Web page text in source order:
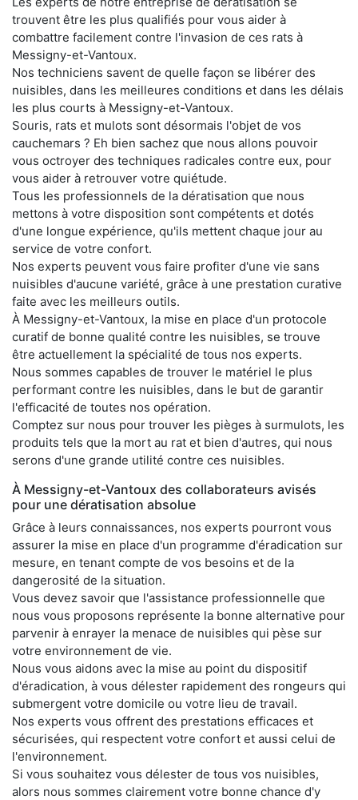
trouvent être les plus qualifiés pour vous aider à
combattre facilement contre l'invasion de ces rats à
Messigny-et-Vantoux.
Nos techniciens savent de quelle façon se libérer des
nuisibles, dans les meilleures conditions et dans les délais
les plus courts à Messigny-et-Vantoux.
Souris, rats et mulots sont désormais l'objet de vos
cauchemars ? Eh bien sachez que nous allons pouvoir
vous octroyer des techniques radicales contre eux, pour
vous aider à retrouver votre quiétude.
Tous les professionnels de la dératisation que nous
mettons à votre disposition sont compétents et dotés
d'une longue expérience, qu'ils mettent chaque jour au
service de votre confort.
Nos experts peuvent vous faire profiter d'une vie sans
nuisibles d'aucune variété, grâce à une prestation curative
faite avec les meilleurs outils.
À Messigny-et-Vantoux, la mise en place d'un protocole
curatif de bonne qualité contre les nuisibles, se trouve
être actuellement la spécialité de tous nos experts.
Nous sommes capables de trouver le matériel le plus
performant contre les nuisibles, dans le but de garantir
l'efficacité de toutes nos opération.
Comptez sur nous pour trouver les pièges à surmulots, les
produits tels que la mort au rat et bien d'autres, qui nous
serons d'une grande utilité contre ces nuisibles.
À Messigny-et-Vantoux des collaborateurs avisés
pour une dératisation absolue
Grâce à leurs connaissances, nos experts pourront vous
assurer la mise en place d'un programme d'éradication sur
mesure, en tenant compte de vos besoins et de la
dangerosité de la situation.
Vous devez savoir que l'assistance professionnelle que
nous vous proposons représente la bonne alternative pour
parvenir à enrayer la menace de nuisibles qui pèse sur
votre environnement de vie.
Nous vous aidons avec la mise au point du dispositif
d'éradication, à vous délester rapidement des rongeurs qui
submergent votre domicile ou votre lieu de travail.
Nos experts vous offrent des prestations efficaces et
sécurisées, qui respectent votre confort et aussi celui de
l'environnement.
Si vous souhaitez vous délester de tous vos nuisibles,
alors nous sommes clairement votre bonne chance d'y